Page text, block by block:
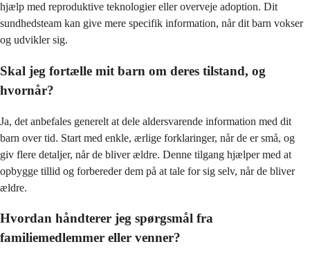
hjælp med reproduktive teknologier eller overveje adoption. Dit
sundhedsteam kan give mere specifik information, når dit barn vokser
og udvikler sig.
Skal jeg fortælle mit barn om deres tilstand, og
hvornår?
Ja, det anbefales generelt at dele aldersvarende information med dit
barn over tid. Start med enkle, ærlige forklaringer, når de er små, og
giv flere detaljer, når de bliver ældre. Denne tilgang hjælper med at
opbygge tillid og forbereder dem på at tale for sig selv, når de bliver
ældre.
Hvordan håndterer jeg spørgsmål fra
familiemedlemmer eller venner?